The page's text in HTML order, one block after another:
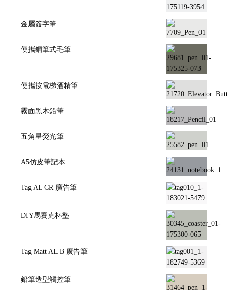
金屬簽字筆
便攜鋼筆式毛筆
便攜按電梯酒精筆
霧面黑木鉛筆
五角星熒光筆
A5仿皮筆記本
Tag AL CR 廣告筆
DIY馬賽克杯墊
Tag Matt AL B 廣告筆
鉛筆造型觸控筆